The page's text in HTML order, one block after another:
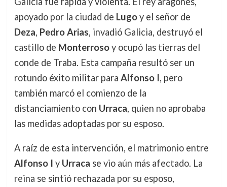
apoyado por la ciudad de Lugoy el señor de
Deza, Pedro Arias, invadió Galicia, destruyó el
castillo de Monterrosoy ocupó las tierras del
conde de Traba. Esta campaña resultó ser un
rotundo éxito militar para Alfonso I, pero
también marcó el comienzo de la
distanciamiento con Urraca, quien no aprobaba
las medidas adoptadas por su esposo.
A raíz de esta intervención, el matrimonio entre
Alfonso I y Urraca se vio aún más afectado. La
reina se sintió rechazada por su esposo,